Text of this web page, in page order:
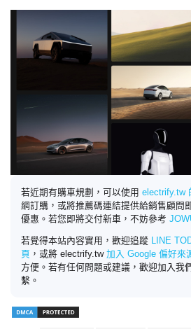
若近期有購車規劃，可以使用 electrify.tw
網訂購，或將推薦碼連結提供給銷售顧問
優惠。若您即將交付新車，不妨參考
若覺得本站內容實用，歡迎追蹤 LINE
頁 ，或將 electrify.tw 加入 Google 偏好來
方便。若有任何問題或建議，歡迎加入我
繫。